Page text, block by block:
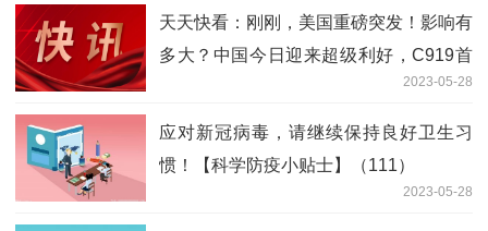
天天快看：刚刚，美国重磅突发！影响有
多大？中国今日迎来超级利好，C919首
2023-05-28
应对新冠病毒，请继续保持良好卫生习
惯！【科学防疫小贴士】（111）
2023-05-28